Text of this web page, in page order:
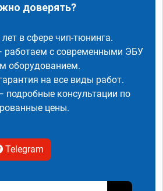
доверять?
в сфере чип-тюнинга.
работаем с современными ЭБУ
оборудованием.
на все виды работ.
подробные консультации по
цены.
Telegram